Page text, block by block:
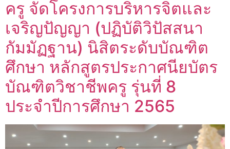
ครู จัดโครงการบริหารจิตและ
เจริญปัญญา (ปฏิบัติวิปัสสนา
กัมมัฏฐาน) นิสิตระดับบัณฑิต
ศึกษา หลักสูตรประกาศนียบัตร
บัณฑิตวิชาชีพครู รุ่นที่ 8
ประจำปีการศึกษา 2565